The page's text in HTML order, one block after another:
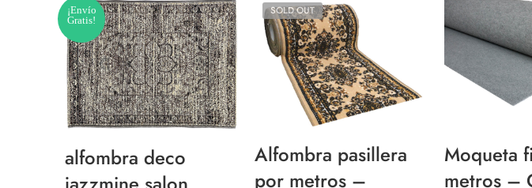
¡Envío
Gratis!
alfombra deco
SOLD OUT
Alfombra pasillera
por metros –
Moqueta
metros –